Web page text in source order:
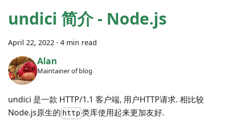
undici 简介 - Node.js
April 22, 2022 · 4 min read
Alan
Maintainer of blog
undici 是一款 HTTP/1.1 客户端, 用户HTTP请求. 相比较
Node.js原生的 http 类库使用起来更加友好.